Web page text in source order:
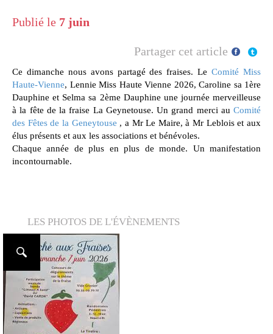
Publié le 7 juin
Partager cet article
Ce dimanche nous avons partagé des fraises. LeComité Miss
Haute-Vienne, Lennie Miss Haute Vienne 2026, Caroline sa 1ère
Dauphine et Selma sa 2ème Dauphine une journée merveilleuse
à la fête de la fraise La Geynetouse. Un grand merci au Comité
des Fêtes de la Geneytouse , a Mr Le Maire, à Mr Leblois et aux
élus présents et aux les associations et bénévoles.
Chaque année de plus en plus de monde. Un manifestation
incontournable.
LES PHOTOS DE L'ÉVÈNEMENTS